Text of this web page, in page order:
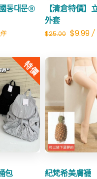
동대문®
【清倉特價】
外套
$25.00
was:
$25.00.
$9.99
is:
/
特價
包 紀梵希美膚襪